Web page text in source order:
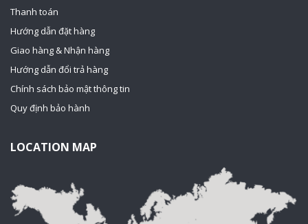
Thanh toán
Hướng dẫn đặt hàng
Giao hàng & Nhận hàng
Hướng dẫn đổi trả hàng
Chính sách bảo mật thông tin
Quy định bảo hành
LOCATION MAP